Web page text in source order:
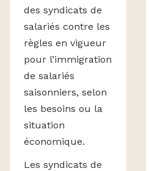
des syndicats de
salariés contre les
règles en vigueur
pour l’immigration
de salariés
saisonniers, selon
les besoins ou la
situation
économique.
Les syndicats de